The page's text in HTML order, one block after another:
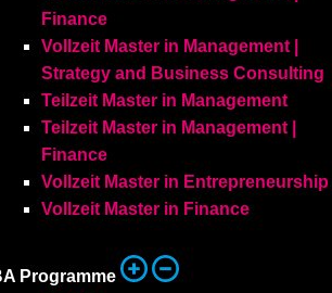
Finance
Vollzeit Master in Management |
Strategy and ㅤBusiness Consulting
Teilzeit Master in Management
Teilzeit Master in Management |
Finance
Vollzeit Master in Entrepreneurship
Vollzeit Master in Finance
Programme